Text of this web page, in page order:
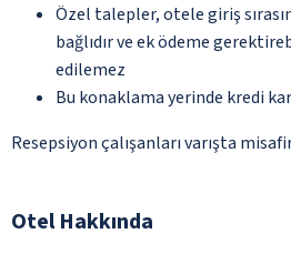
Özel talepler, otele giriş
bağlıdır ve ek ödeme
edilemez
Bu konaklama yerinde kredi
Resepsiyon çalışanları varışta
Otel Hakkında